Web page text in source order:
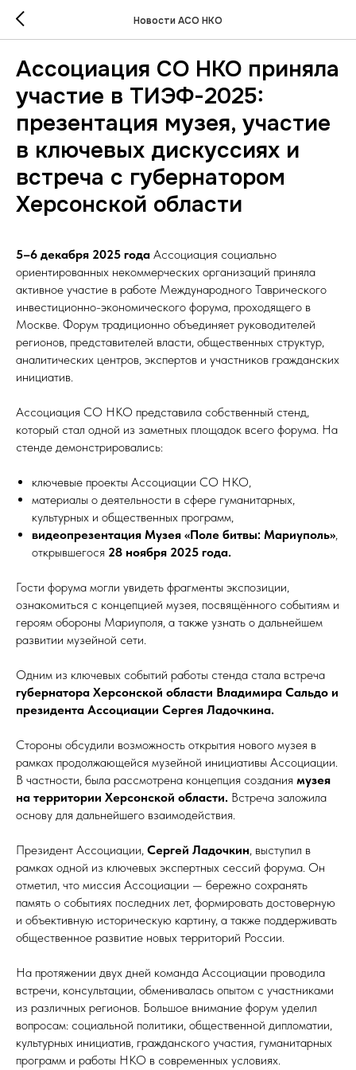
Новости АСО НКО
Ассоциация СО НКО приняла
участие в ТИЭФ-2025:
презентация музея, участие
в ключевых дискуссиях и
встреча с губернатором
Херсонской области
5–6 декабря 2025 года Ассоциация социально
ориентированных некоммерческих организаций приняла
активное участие в работе Международного Таврического
инвестиционно-экономического форума, проходящего в
Москве. Форум традиционно объединяет руководителей
регионов, представителей власти, общественных структур,
аналитических центров, экспертов и участников гражданских
инициатив.
Ассоциация СО НКО представила собственный стенд,
который стал одной из заметных площадок всего форума. На
стенде демонстрировались:
ключевые проекты Ассоциации СО НКО,
материалы о деятельности в сфере гуманитарных,
культурных и общественных программ,
видеопрезентация Музея «Поле битвы: Мариуполь»,
открывшегося 28 ноября 2025 года.
Гости форума могли увидеть фрагменты экспозиции,
ознакомиться с концепцией музея, посвящённого событиям и
героям обороны Мариуполя, а также узнать о дальнейшем
развитии музейной сети.
Одним из ключевых событий работы стенда стала встреча
губернатора Херсонской области Владимира Сальдо и
президента Ассоциации Сергея Ладочкина.
Стороны обсудили возможность открытия нового музея в
рамках продолжающейся музейной инициативы Ассоциации.
В частности, была рассмотрена концепция создания музея
на территории Херсонской области. Встреча заложила
основу для дальнейшего взаимодействия.
Президент Ассоциации, Сергей Ладочкин, выступил в
рамках одной из ключевых экспертных сессий форума. Он
отметил, что миссия Ассоциации — бережно сохранять
память о событиях последних лет, формировать достоверную
и объективную историческую картину, а также поддерживать
общественное развитие новых территорий России.
На протяжении двух дней команда Ассоциации проводила
встречи, консультации, обменивалась опытом с участниками
из различных регионов. Большое внимание форум уделил
вопросам: социальной политики, общественной дипломатии,
культурных инициатив, гражданского участия, гуманитарных
программ и работы НКО в современных условиях.